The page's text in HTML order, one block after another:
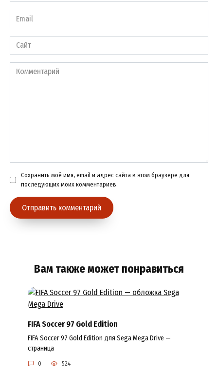
Email
*
Сайт
Комментарий
Сохранить моё имя, email и адрес сайта в этом браузере для
последующих моих комментариев.
Вам также может понравиться
FIFA Soccer 97 Gold Edition
FIFA Soccer 97 Gold Edition для Sega Mega Drive —
страница
0 524